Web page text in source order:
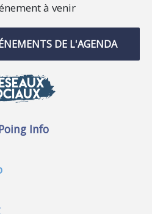
à venir
DE L'AGENDA
Info